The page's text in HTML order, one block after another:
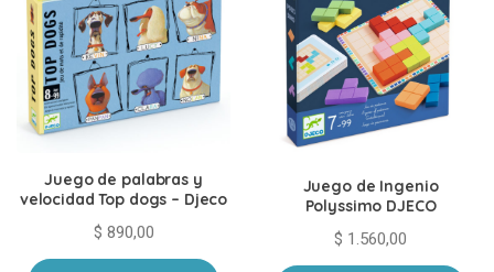
Juego de palabras y
velocidad Top dogs – Djeco
$ 890,00
Juego de Ingenio
Polyssimo DJECO
$ 1.560,00